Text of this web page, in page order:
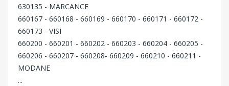
630135 - MARCANCE
660167 - 660168 - 660169 - 660170 - 660171 - 660172 -
660173 - VISI
660200 - 660201 - 660202 - 660203 - 660204 - 660205 -
660206 - 660207 - 660208- 660209 - 660210 - 660211 -
MODANE
...